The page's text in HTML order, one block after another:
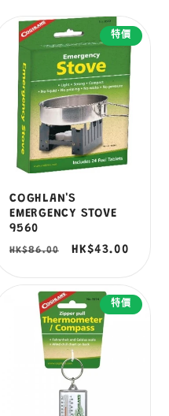
特價
COGHLAN'S
EMERGENCY STOVE
9560
定
HK$86.00
售
HK$43.00
特價